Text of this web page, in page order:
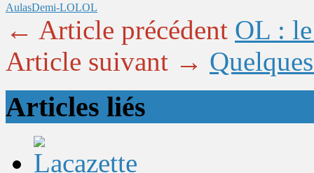
AulasDemi-LOLOL
← Article précédent OL :
Article suivant →
Articles liés